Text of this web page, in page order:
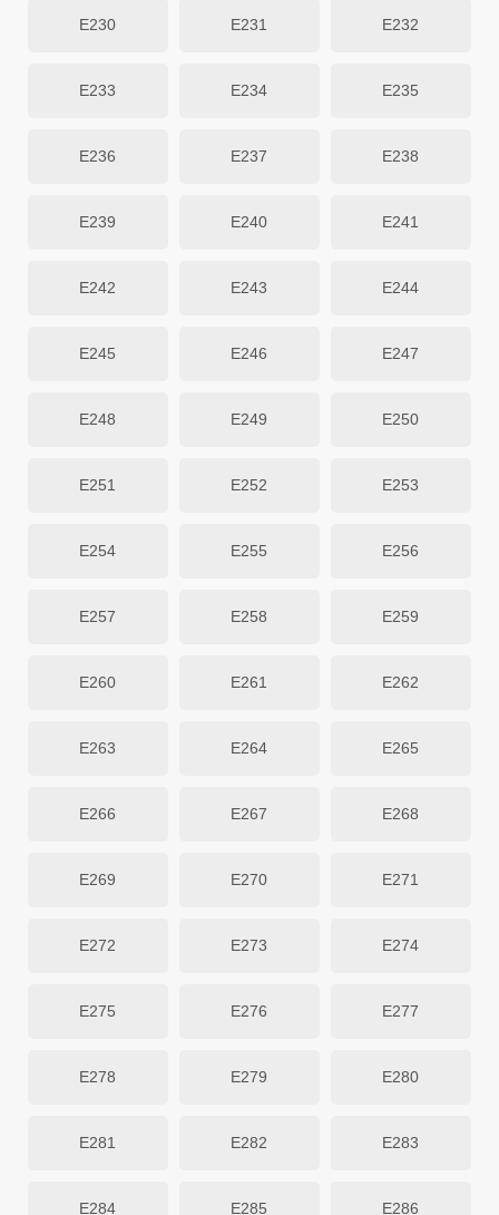
E230 E231 E232
E233 E234 E235
E236 E237 E238
E239 E240 E241
E242 E243 E244
E245 E246 E247
E248 E249 E250
E251 E252 E253
E254 E255 E256
E257 E258 E259
E260 E261 E262
E263 E264 E265
E266 E267 E268
E269 E270 E271
E272 E273 E274
E275 E276 E277
E278 E279 E280
E281 E282 E283
E284 E285 E286